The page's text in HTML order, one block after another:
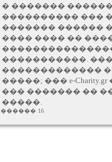
� �������
���������� ���
������� ������
���� ���� ��
�����������.
�������������
�����; ��� e-
��� ������� ��
�����.
������ 16